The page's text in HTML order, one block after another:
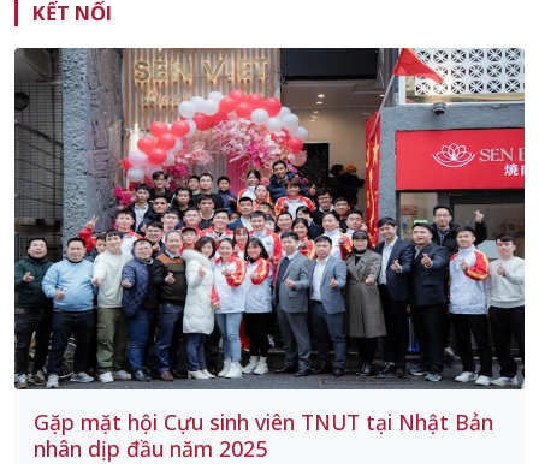
KẾT NỐI
Gặp mặt hội Cựu sinh viên TNUT tại Nhật Bản
nhân dịp đầu năm 2025